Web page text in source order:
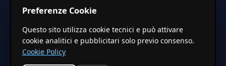
Le stime pubblicate sono calcolate tramite coefficienti
territoriali regionali applicati a valori base nazionali. Non
costituiscono preventivo ufficiale.
Preferenze Cookie
Questo sito utilizza cookie tecnici e può attivare
cookie analitici e pubblicitari solo previo consenso.
Cookie Policy